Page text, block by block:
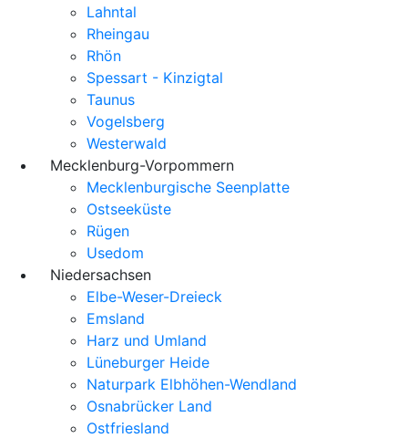
Lahntal
Rheingau
Rhön
Spessart - Kinzigtal
Taunus
Vogelsberg
Westerwald
Mecklenburg-Vorpommern
Mecklenburgische Seenplatte
Ostseeküste
Rügen
Usedom
Niedersachsen
Elbe-Weser-Dreieck
Emsland
Harz und Umland
Lüneburger Heide
Naturpark Elbhöhen-Wendland
Osnabrücker Land
Ostfriesland